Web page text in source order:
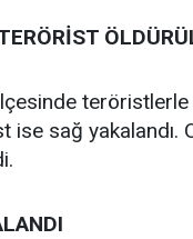
ilçesinde
ise sağ yakalandı.